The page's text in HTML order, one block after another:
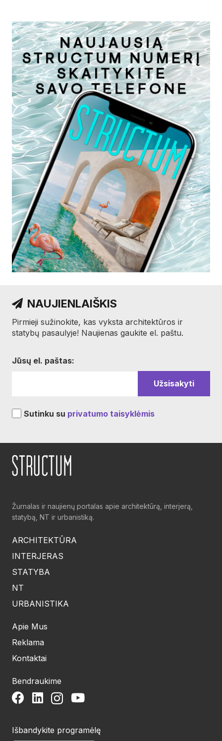
NAUJIENLAIŠKIS
Pirmieji sužinokite, kas vyksta architektūros ir
statybų pasaulyje! Naujienas gaukite el. paštu.
Jūsų el. paštas:
Sutinku su privatumo taisyklėmis
Žurnalas ir naujienų portalas apie architektūrą, interjerą,
statybą, NT ir urbanistiką.
ARCHITEKTŪRA
INTERJERAS
STATYBA
NT
URBANISTIKA
Apie Mus
Reklama
Kontaktai
Bendraukime
Išbandykite programėlę